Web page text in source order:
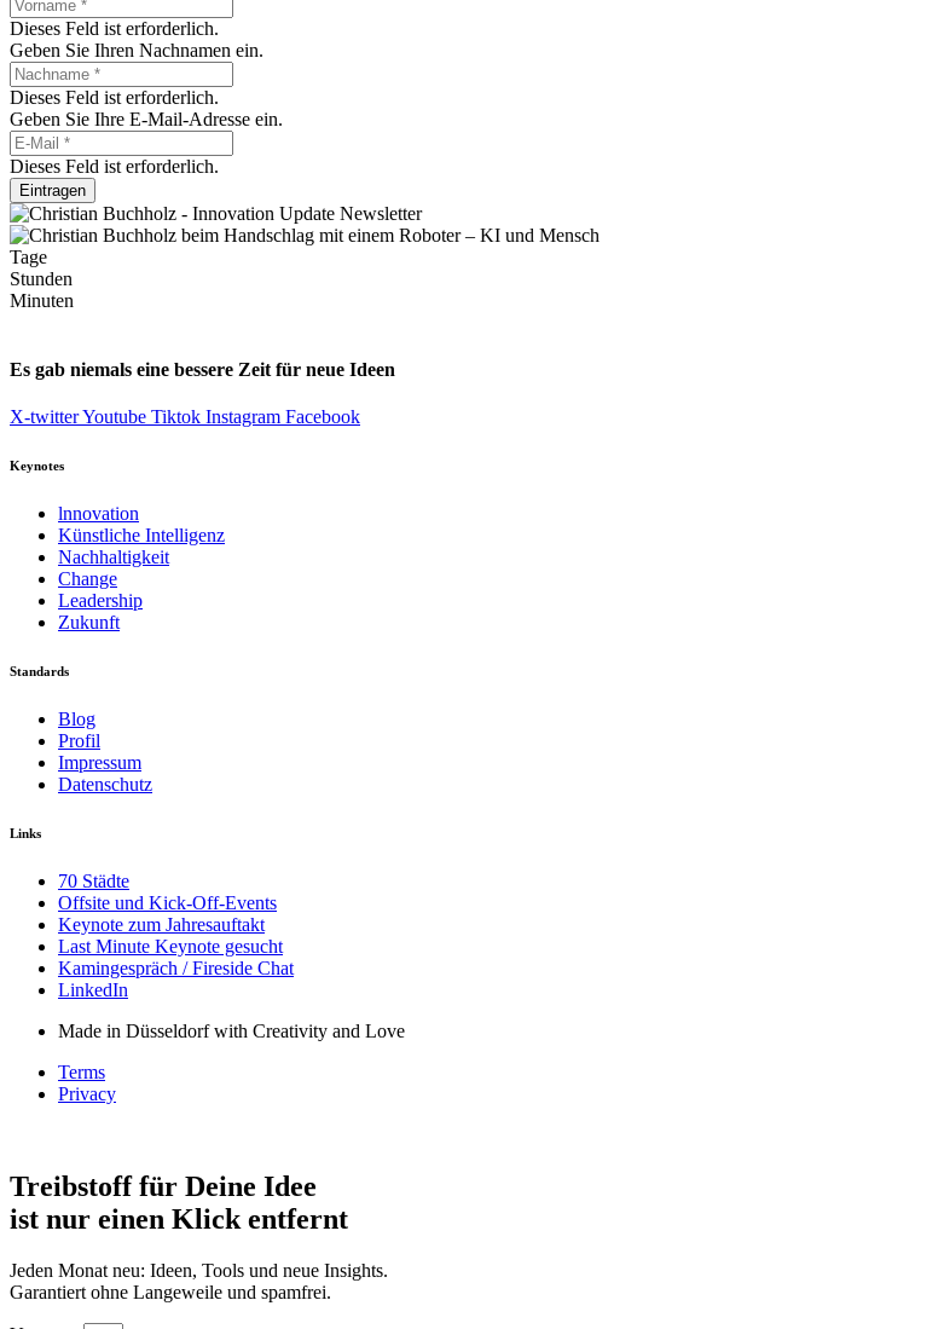
Dieses Feld ist erforderlich.
Geben Sie Ihren Nachnamen ein.
Dieses Feld ist erforderlich.
Geben Sie Ihre E-Mail-Adresse ein.
Dieses Feld ist erforderlich.
Eintragen
Tage
Stunden
Minuten
Es gab niemals eine bessere Zeit für neue Ideen
X-twitterYoutube Tiktok Instagram Facebook
Keynotes
lnnovation
Künstliche Intelligenz
Nachhaltigkeit
Change
Leadership
Zukunft
Standards
Blog
Profil
Impressum
Datenschutz
Links
70 Städte
Offsite und Kick-Off-Events
Keynote zum Jahresauftakt
Last Minute Keynote gesucht
Kamingespräch / Fireside Chat
LinkedIn
Made in Düsseldorf with Creativity and Love
Terms
Privacy
Treibstoff für Deine Idee
ist nur einen Klick entfernt
Jeden Monat neu: Ideen, Tools und neue Insights.
Garantiert ohne Langeweile und spamfrei.